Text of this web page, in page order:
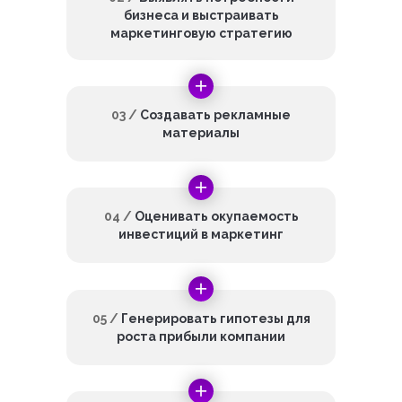
бизнеса и выстраивать
маркетинговую стратегию
03 / Создавать рекламные
материалы
05 / Генерировать гипотезы для
роста прибыли компании
04 / Оценивать окупаемость
инвестиций в маркетинг